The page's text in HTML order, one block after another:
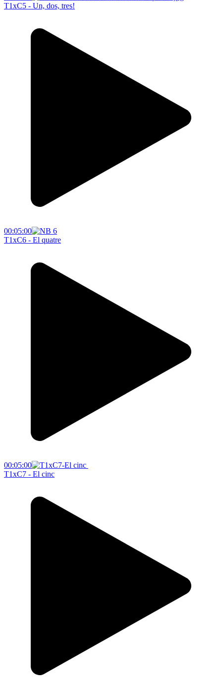
T1xC5 - Un, dos, tres!
00:05:00
T1xC6 - El quatre
00:05:00
T1xC7 - El cinc